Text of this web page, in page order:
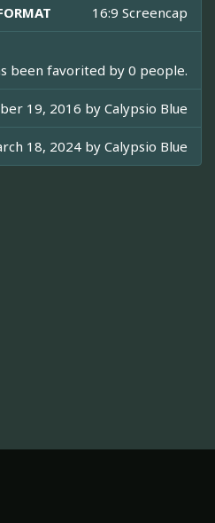
16:9 Screencap
been favorited by 0 people.
19, 2016 by Calypsio Blue
18, 2024 byCalypsio Blue